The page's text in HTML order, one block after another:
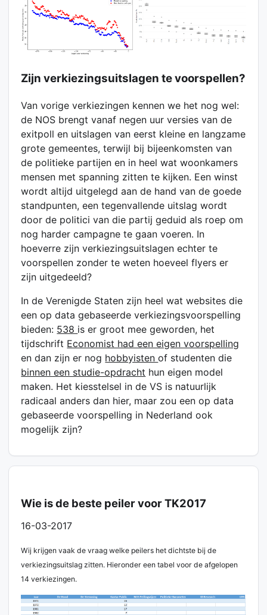
Zijn verkiezingsuitslagen te voorspellen?
Van vorige verkiezingen kennen we het nog wel:
de NOS brengt vanaf negen uur versies van de
exitpoll en uitslagen van eerst kleine en langzame
grote gemeentes, terwijl bij bijeenkomsten van
de politieke partijen en in heel wat woonkamers
mensen met spanning zitten te kijken. Een winst
wordt altijd uitgelegd aan de hand van de goede
standpunten, een tegenvallende uitslag wordt
door de politici van die partij geduid als roep om
nog harder campagne te gaan voeren. In
hoeverre zijn verkiezingsuitslagen echter te
voorspellen zonder te weten hoeveel flyers er
zijn uitgedeeld?
In de Verenigde Staten zijn heel wat websites die
een op data gebaseerde verkiezingsvoorspelling
bieden: 538 is er groot mee geworden, het
tijdschrift Economist had een eigen voorspelling
en dan zijn er nog hobbyistenof studenten die
binnen een studie-opdracht hun eigen model
maken. Het kiesstelsel in de VS is natuurlijk
radicaal anders dan hier, maar zou een op data
gebaseerde voorspelling in Nederland ook
mogelijk zijn?
Wie is de beste peiler voor TK2017
16-03-2017
Wij krijgen vaak de vraag welke peilers het dichtste bij de
verkiezingsuitslag zitten. Hieronder een tabel voor de afgelopen
14 verkiezingen.